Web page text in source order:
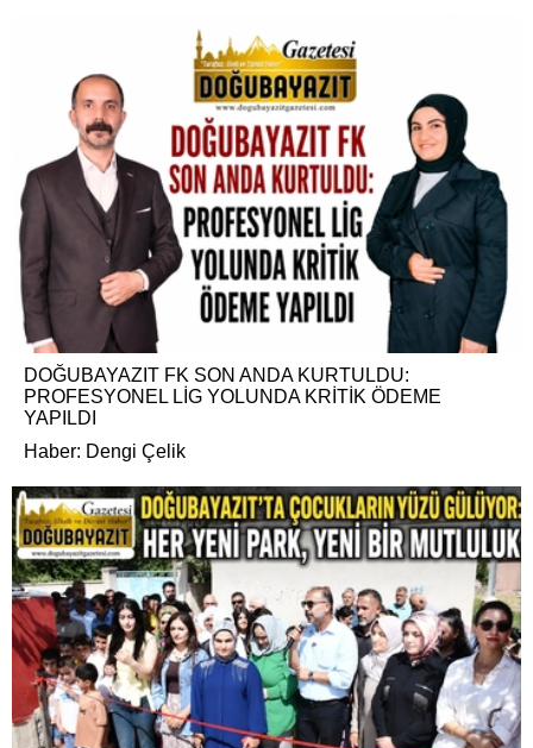
DOĞUBAYAZIT FK SON ANDA KURTULDU:
PROFESYONEL LİG YOLUNDA KRİTİK ÖDEME
YAPILDI
Haber: Dengi Çelik